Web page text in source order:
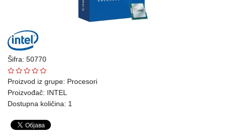
tehnika
Telefoni
oprema
Mrežna
Šifra: 50770
Proizvod iz grupe: Procesori
Proizvođač: INTEL
Dostupna količina: 1